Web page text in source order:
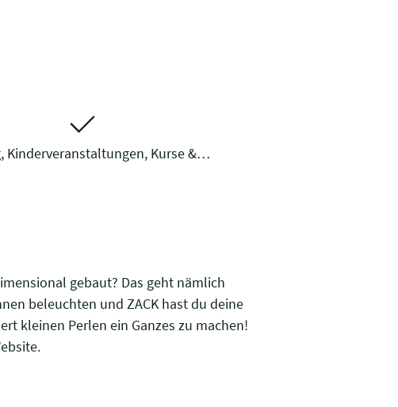
Kinderveranstaltungen, Kurse &…
gebaut? Das geht nämlich
beleuchten und ZACK hast du deine
kleinen Perlen ein Ganzes zu machen!